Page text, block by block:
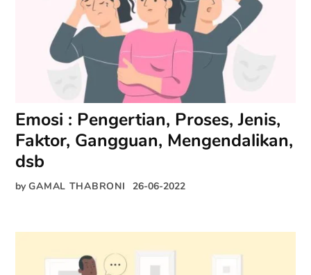
Emosi : Pengertian, Proses, Jenis,
Faktor, Gangguan, Mengendalikan,
dsb
by GAMAL THABRONI 26-06-2022